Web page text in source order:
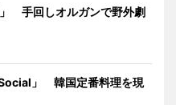
手回しオルガンで野外劇
」 韓国定番料理を現